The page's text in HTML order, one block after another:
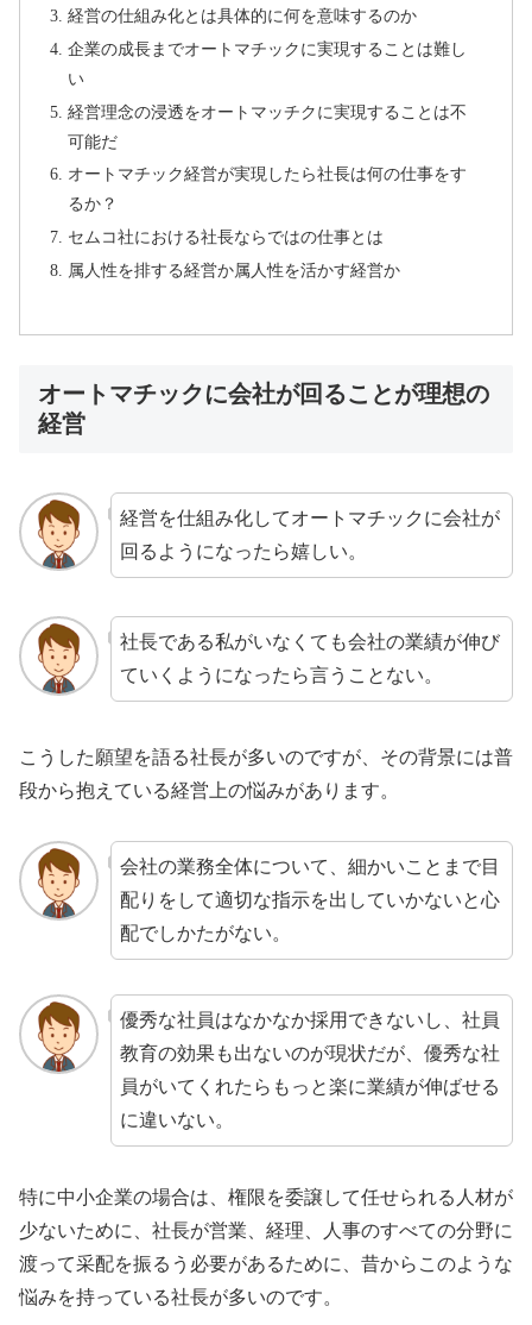
経営の仕組み化とは具体的に何を意味するのか
企業の成長までオートマチックに実現することは難し
い
経営理念の浸透をオートマッチクに実現することは不
可能だ
オートマチック経営が実現したら社長は何の仕事をす
るか？
セムコ社における社長ならではの仕事とは
属人性を排する経営か属人性を活かす経営か
オートマチックに会社が回ることが理想の
経営
経営を仕組み化してオートマチックに会社が
回るようになったら嬉しい。
社長である私がいなくても会社の業績が伸び
ていくようになったら言うことない。
こうした願望を語る社長が多いのですが、その背景には普
段から抱えている経営上の悩みがあります。
会社の業務全体について、細かいことまで目
配りをして適切な指示を出していかないと心
配でしかたがない。
優秀な社員はなかなか採用できないし、社員
教育の効果も出ないのが現状だが、優秀な社
員がいてくれたらもっと楽に業績が伸ばせる
に違いない。
特に中小企業の場合は、権限を委譲して任せられる人材が
少ないために、社長が営業、経理、人事のすべての分野に
渡って采配を振るう必要があるために、昔からこのような
悩みを持っている社長が多いのです。